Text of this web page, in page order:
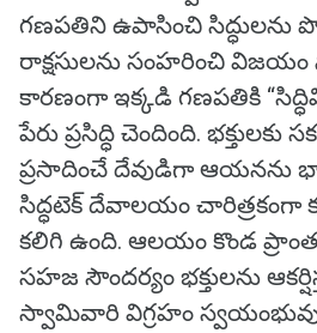
గణపతిని ఉపాసించి సిద్ధులను
రాక్షసులను సంహరించి
కారణంగా ఇక్కడి గణపతికి
పేరు ప్రసిద్ధి చెందింది. భక్తులకు
ప్రసాదించే దేవుడిగా ఆయనను
సిద్ధటెక్ దేవాలయం చారిత్రకంగా
కలిగి ఉంది. ఆలయం కొండ
సహజ సౌందర్యం భక్తులను
స్వామివారి విగ్రహం